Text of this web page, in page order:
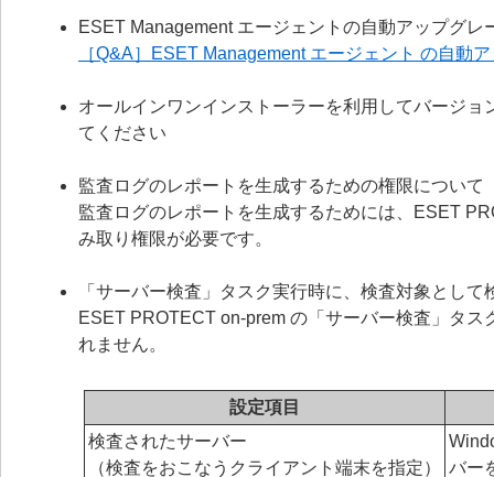
ESET Management エージェントの自動アップグ
［Q&A］ESET Management エージェント の自動
オールインワンインストーラーを利用してバージ
てください
監査ログのレポートを生成するための権限について
監査ログのレポートを生成するためには、ESET
み取り権限が必要です。
「サーバー検査」タスク実行時に、検査対象とし
ESET PROTECT on-prem の「サーバー検査」タ
れません。
設定項目
検査されたサーバー
（検査をおこなうクライアント端末を指定）
バー